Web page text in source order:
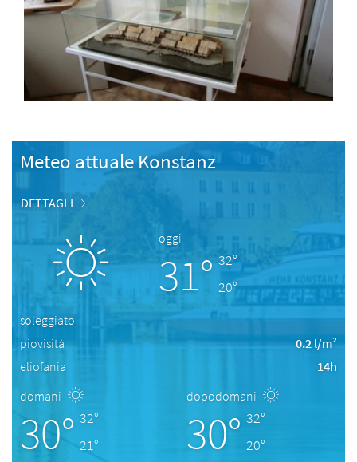
Meteo attuale Konstanz
DETTAGLI
oggi
31° 32°
20°
soleggiato
piovisità
0.2 l/m²
eliofania
14h
domani
30° 32°
21°
dopodomani
30° 32°
20°